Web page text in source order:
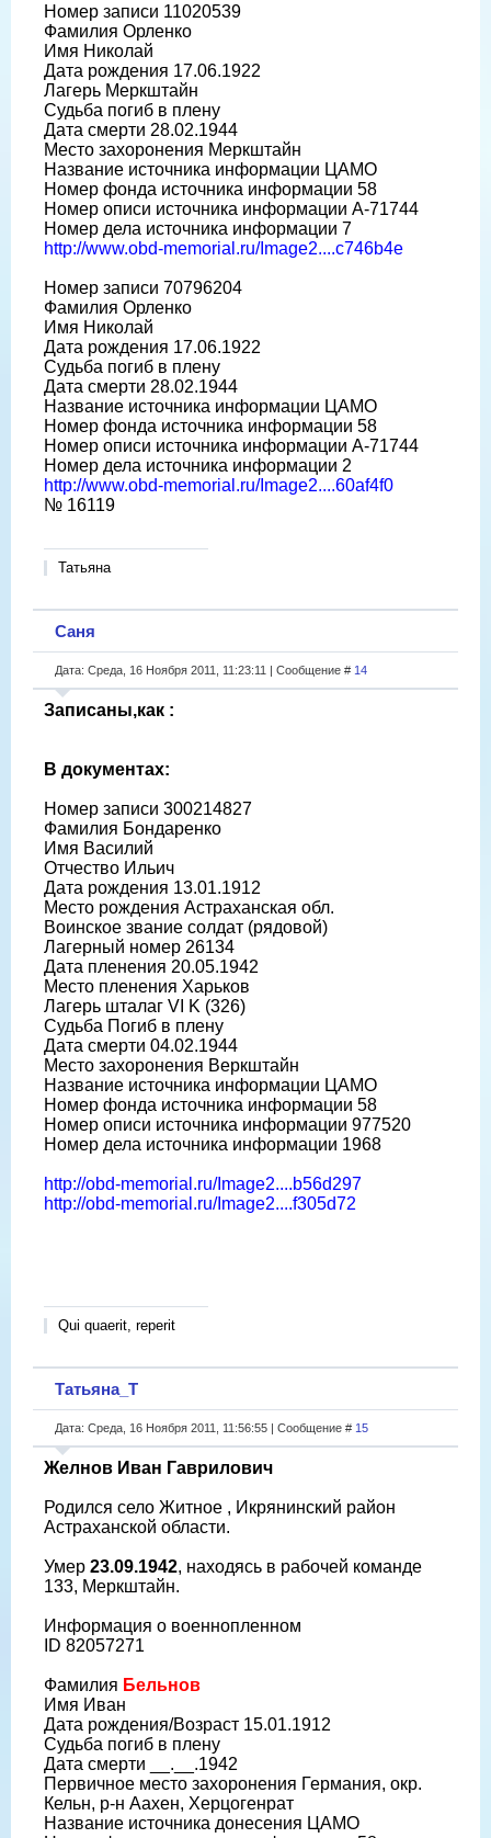
Номер записи 11020539
Фамилия Орленко
Имя Николай
Дата рождения 17.06.1922
Лагерь Меркштайн
Судьба погиб в плену
Дата смерти 28.02.1944
Место захоронения Меркштайн
Название источника информации ЦАМО
Номер фонда источника информации 58
Номер описи источника информации A-71744
Номер дела источника информации 7
http://www.obd-memorial.ru/Image2....c746b4e
Номер записи 70796204
Фамилия Орленко
Имя Николай
Дата рождения 17.06.1922
Судьба погиб в плену
Дата смерти 28.02.1944
Название источника информации ЦАМО
Номер фонда источника информации 58
Номер описи источника информации A-71744
Номер дела источника информации 2
http://www.obd-memorial.ru/Image2....60af4f0
№ 16119
Татьяна
Саня
Дата: Среда, 16 Ноября 2011, 11:23:11 | Сообщение # 14
Записаны,как :
В документах:
Номер записи 300214827
Фамилия Бондаренко
Имя Василий
Отчество Ильич
Дата рождения 13.01.1912
Место рождения Астраханская обл.
Воинское звание солдат (рядовой)
Лагерный номер 26134
Дата пленения 20.05.1942
Место пленения Харьков
Лагерь шталаг VI K (326)
Судьба Погиб в плену
Дата смерти 04.02.1944
Место захоронения Веркштайн
Название источника информации ЦАМО
Номер фонда источника информации 58
Номер описи источника информации 977520
Номер дела источника информации 1968
http://obd-memorial.ru/Image2....b56d297
http://obd-memorial.ru/Image2....f305d72
Qui quaerit, reperit
Татьяна_Т
Дата: Среда, 16 Ноября 2011, 11:56:55 | Сообщение # 15
Желнов Иван Гаврилович
Родился село Житное , Икрянинский район
Астраханской области.
Умер 23.09.1942, находясь в рабочей команде
133, Меркштайн.
Информация о военнопленном
ID 82057271
Фамилия Бельнов
Имя Иван
Дата рождения/Возраст 15.01.1912
Судьба погиб в плену
Дата смерти __.__.1942
Первичное место захоронения Германия, окр.
Кельн, р-н Аахен, Херцогенрат
Название источника донесения ЦАМО